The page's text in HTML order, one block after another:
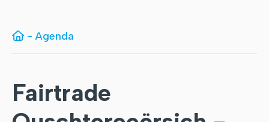
- Agenda
Fairtrade